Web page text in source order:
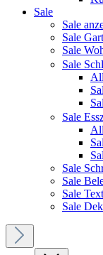
Sale
Sale
Sale
Sale
Sale
Sale
Sale
Sale
Sale
Sale